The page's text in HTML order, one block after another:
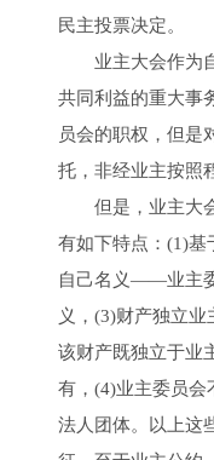
民主投票决定。
业主大会作为自
共同利益的重大事
员会的职权，但是
托，非经业主按照
但是，业主大会
有如下特点：(1)
自己名义――业主
义，(3)财产独立
该财产既独立于业
有，(4)业主委员会
法人团体。以上这